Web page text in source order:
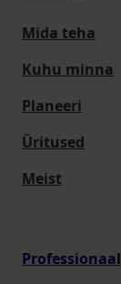
Mida teha
Kuhu minna
Planeeri
Üritused
Meist
Professionaal